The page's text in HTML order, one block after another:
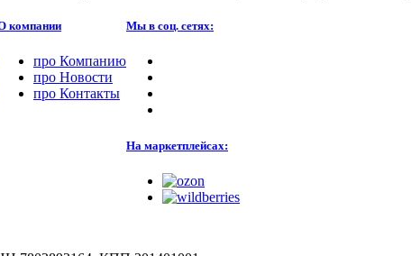
компании
про Компанию
про Новости
про Контакты
Мы в соц. сетях:
На маркетплейсах: